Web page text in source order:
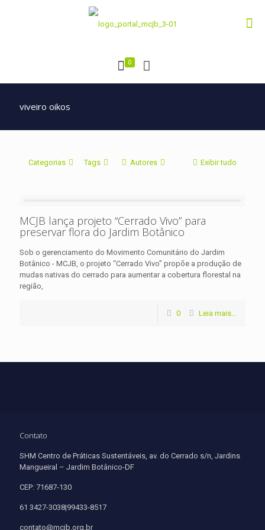
0
viveiro oikos
Categorias Tags Autores Exibir tudo
MCJB lança projeto “Cerrado Vivo” para
preservar flora do Jardim Botânico
Sob o gerenciamento do Movimento Comunitário do Jardim
Botânico - MCJB, o projeto “Cerrado Vivo” propõe a produção de
mudas nativas do cerrado para aumentar a cobertura florestal na
região,
0 Leia mais...
Contato
SHM Centro de Práticas Sustentáveis, av. do Cerrado s/n, Jardins
Mangueiral – Jardim Botânico-DF
CEP: 71687-130
61 3427-3038|99433-8517
contato@mcjb.org.br